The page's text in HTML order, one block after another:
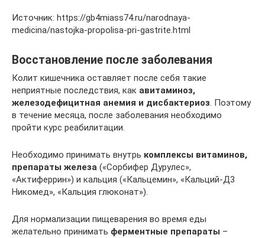
Источник: https://gb4miass74.ru/narodnaya-
medicina/nastojka-propolisa-pri-gastrite.html
Восстановление после заболевания
Колит кишечника оставляет после себя такие
неприятные последствия, как авитаминоз,
железодефицитная анемия и дисбактериоз . Поэтому
в течение месяца, после заболевания необходимо
пройти курс реабилитации.
Необходимо принимать внутрь комплексы витаминов,
препараты железа («Сорбифер Дурулес»,
«Актиферрин») и кальция («Кальцемин», «Кальций-Д3
Никомед», «Кальция глюконат»).
Для нормализации пищеварения во время еды
желательно принимать ферментные препараты –